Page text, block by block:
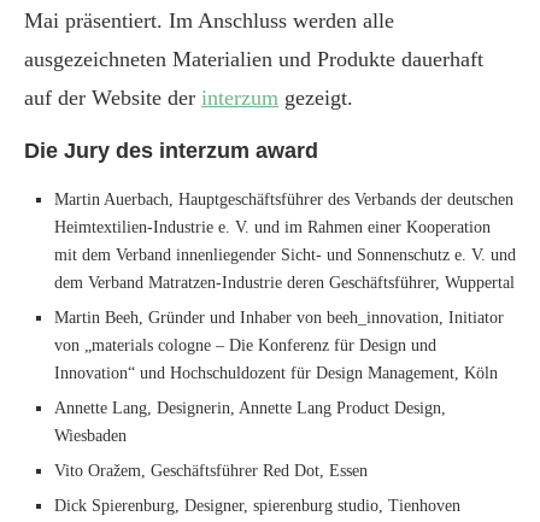
Mai präsentiert. Im Anschluss werden alle
ausgezeichneten Materialien und Produkte dauerhaft
auf der Website der interzum gezeigt.
Die Jury des interzum award
Martin Auerbach, Hauptgeschäftsführer des Verbands der deutschen
Heimtextilien-Industrie e. V. und im Rahmen einer Kooperation
mit dem Verband innenliegender Sicht- und Sonnenschutz e. V. und
dem Verband Matratzen-Industrie deren Geschäftsführer, Wuppertal
Martin Beeh, Gründer und Inhaber von beeh_innovation, Initiator
von „materials cologne – Die Konferenz für Design und
Innovation“ und Hochschuldozent für Design Management, Köln
Annette Lang, Designerin, Annette Lang Product Design,
Wiesbaden
Vito Oražem, Geschäftsführer Red Dot, Essen
Dick Spierenburg, Designer, spierenburg studio, Tienhoven